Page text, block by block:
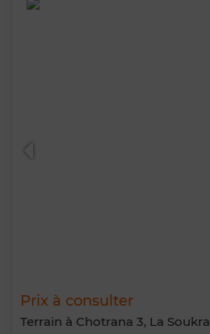
Prix à consulter
Terrain à Chotrana 3, La Soukra